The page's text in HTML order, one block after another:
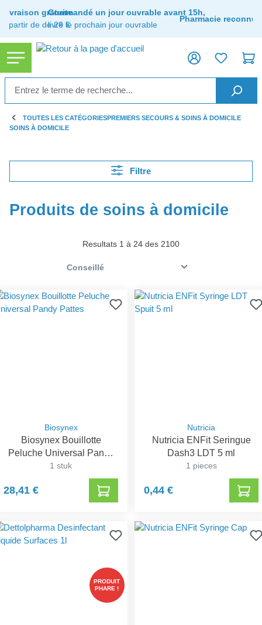
principal
Livraison gratuite
à partir de de 29 €
Commandé un jour ouvrable avant 15h,
livré le prochain jour ouvrable
Pharmacie reconnue
TOUTES LES CATÉGORIESPREMIERS SECOURS & SOINS À DOMICILE
SOINS À DOMICILE
Filtre
Produits de soins à domicile
Resultats 1 à 24 des 2100
Biosynex
Biosynex Bouillotte
Peluche Universal Pandy
Pattes
1 stuk
28,41 €
Nutricia
Nutricia ENFit Seringue
Dash3 LDT 5 ml
1 pieces
0,44 €
PRODUIT
PHARE !